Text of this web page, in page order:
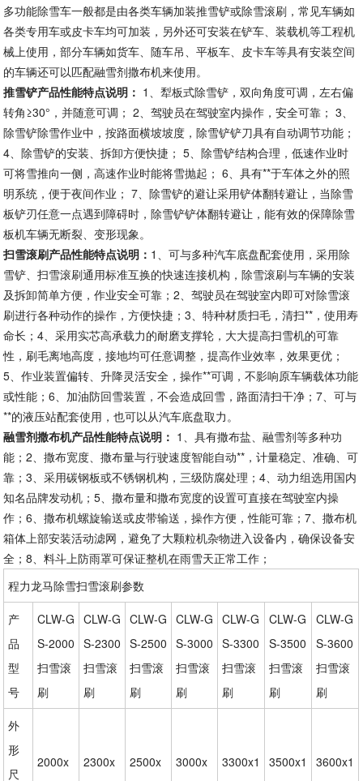
多功能除雪车一般都是由各类车辆加装推雪铲或除雪滚刷，常见车辆如
各类专用车或皮卡车均可加装，另外还可安装在铲车、装载机等工程机
械上使用，部分车辆如货车、随车吊、平板车、皮卡车等具有安装空间
的车辆还可以匹配融雪剂撒布机来使用。
推雪铲产品性能特点说明： 1、犁板式除雪铲，双向角度可调，左右偏
转角≥30°，并随意可调； 2、驾驶员在驾驶室内操作，安全可靠； 3、
除雪铲除雪作业中，按路面横坡坡度，除雪铲铲刀具有自动调节功能；
4、除雪铲的安装、拆卸方便快捷； 5、除雪铲结构合理，低速作业时
可将雪推向一侧，高速作业时能将雪抛起； 6、具有**于车体之外的照
明系统，便于夜间作业； 7、除雪铲的避让采用铲体翻转避让，当除雪
板铲刃任意一点遇到障碍时，除雪铲铲体翻转避让，能有效的保障除雪
板机车辆无断裂、变形现象。
扫雪滚刷产品性能特点说明： 1、可与多种汽车底盘配套使用，采用除
雪铲、扫雪滚刷通用标准互换的快速连接机构，除雪滚刷与车辆的安装
及拆卸简单方便，作业安全可靠；2、驾驶员在驾驶室内即可对除雪滚
刷进行各种动作的操作，方便快捷；3、特种材质扫毛，清扫**，使用寿
命长；4、采用实芯高承载力的耐磨支撑轮，大大提高扫雪机的可靠
性，刷毛离地高度，接地均可任意调整，提高作业效率，效果更优；
5、作业装置偏转、升降灵活安全，操作**可调，不影响原车辆载体功能
或性能；6、加油防回雪装置，不会造成回雪，路面清扫干净；7、可与
**的液压站配套使用，也可以从汽车底盘取力。
融雪剂撒布机产品性能特点说明： 1、具有撒布盐、融雪剂等多种功
能；2、撒布宽度、撒布量与行驶速度智能自动**，计量稳定、准确、可
靠；3、采用碳钢板或不锈钢机构，三级防腐处理；4、动力组选用国内
知名品牌发动机；5、撒布量和撒布宽度的设置可直接在驾驶室内操
作；6、撒布机螺旋输送或皮带输送，操作方便，性能可靠；7、撒布机
箱体上部安装活动滤网，避免了大颗粒机杂物进入设备内，确保设备安
全；8、料斗上防雨罩可保证整机在雨雪天正常工作；
程力龙马除雪扫雪滚刷参数
产
品
型
号
CLW-G
S-2000
扫雪滚
刷
CLW-G
S-2300
扫雪滚
刷
CLW-G
S-2500
扫雪滚
刷
CLW-G
S-3000
扫雪滚
刷
CLW-G
S-3300
扫雪滚
刷
CLW-G
S-3500
扫雪滚
刷
CLW-G
S-3600
扫雪滚
刷
外
形
尺
2000x
2300x
2500x
3000x
3300x1
3500x1
3600x1